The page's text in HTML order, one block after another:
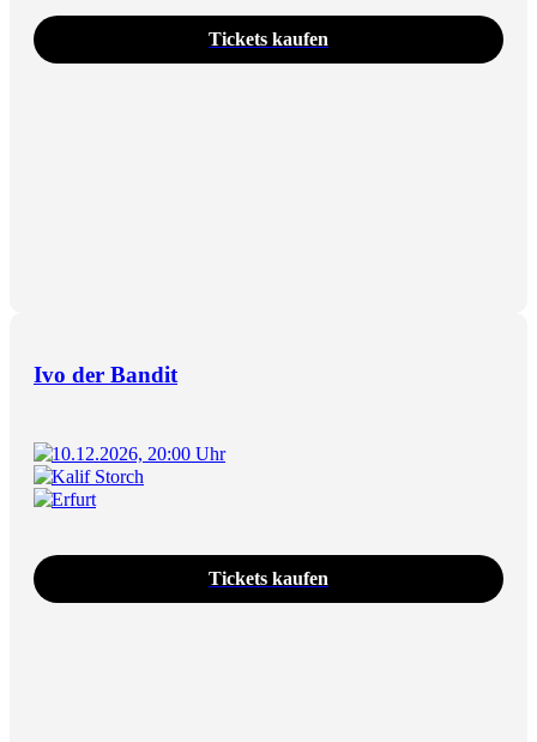
Tickets kaufen
Ivo der Bandit
10.12.2026, 20:00 Uhr
Kalif Storch
Erfurt
Tickets kaufen